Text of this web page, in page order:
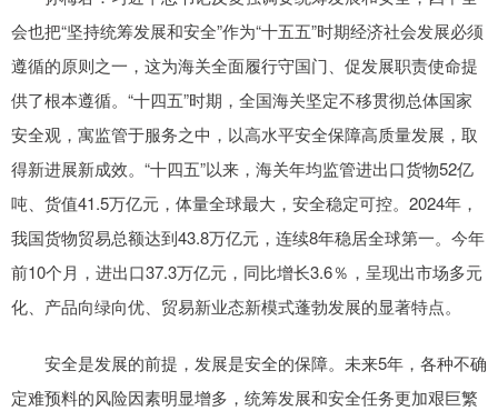
会也把“坚持统筹发展和安全”作为“十五五”时期经济社会发展必须
遵循的原则之一，这为海关全面履行守国门、促发展职责使命提
供了根本遵循。“十四五”时期，全国海关坚定不移贯彻总体国家
安全观，寓监管于服务之中，以高水平安全保障高质量发展，取
得新进展新成效。“十四五”以来，海关年均监管进出口货物52亿
吨、货值41.5万亿元，体量全球最大，安全稳定可控。2024年，
我国货物贸易总额达到43.8万亿元，连续8年稳居全球第一。今年
前10个月，进出口37.3万亿元，同比增长3.6％，呈现出市场多元
化、产品向绿向优、贸易新业态新模式蓬勃发展的显著特点。
安全是发展的前提，发展是安全的保障。未来5年，各种不确
定难预料的风险因素明显增多，统筹发展和安全任务更加艰巨繁